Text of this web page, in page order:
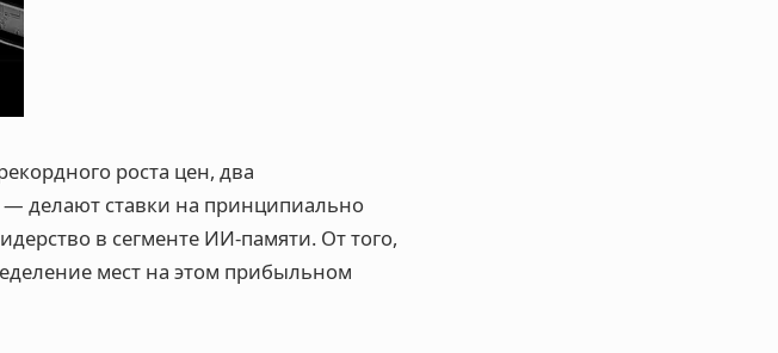
роста цен, два
делают ставки на принципиально
в сегменте ИИ-памяти. От того,
мест на этом прибыльном